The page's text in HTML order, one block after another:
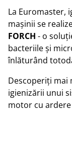
La Euromaster,
mașinii se
FORCH - o
bacteriile și
înlăturând
Descoperiți
igienizării unui
motor cu